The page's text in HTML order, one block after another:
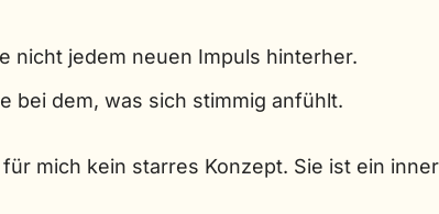
nicht jedem neuen Impuls hinterher.
bei dem, was sich stimmig anfühlt.
mich kein starres Konzept. Sie ist ein